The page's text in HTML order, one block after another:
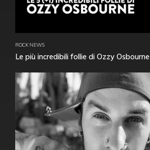
ROCK NEWS
Le più incredibili follie di Ozzy Osbourne